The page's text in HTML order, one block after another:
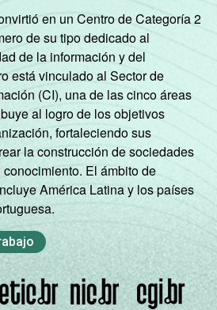
en un Centro de Categoría 2
de su tipo dedicado al
de la información y del
está vinculado al Sector de
(CI), una de las cinco áreas
al logro de los objetivos
fortaleciendo sus
la construcción de sociedades
El ámbito de
América Latina y los países